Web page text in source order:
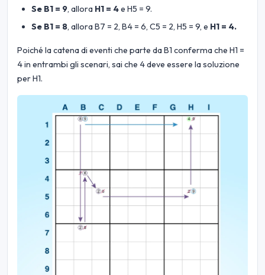
Se B1 = 9, allora H1 = 4e H5 = 9.
Se B1 = 8, allora B7 = 2, B4 = 6, C5 = 2, H5 = 9, e H1 = 4.
Poiché la catena di eventi che parte da B1 conferma che H1 =
4 in entrambi gli scenari, sai che 4 deve essere la soluzione
per H1.